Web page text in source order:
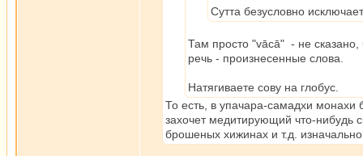
Сутта безусловно
Там просто "vācā" - не
речь - произнесенные слова.
Натягиваете сову на глобус.
То есть, в упачара-самадхи монахи
захочет медитирующий что-нибудь
брошеных хижинах и т.д.